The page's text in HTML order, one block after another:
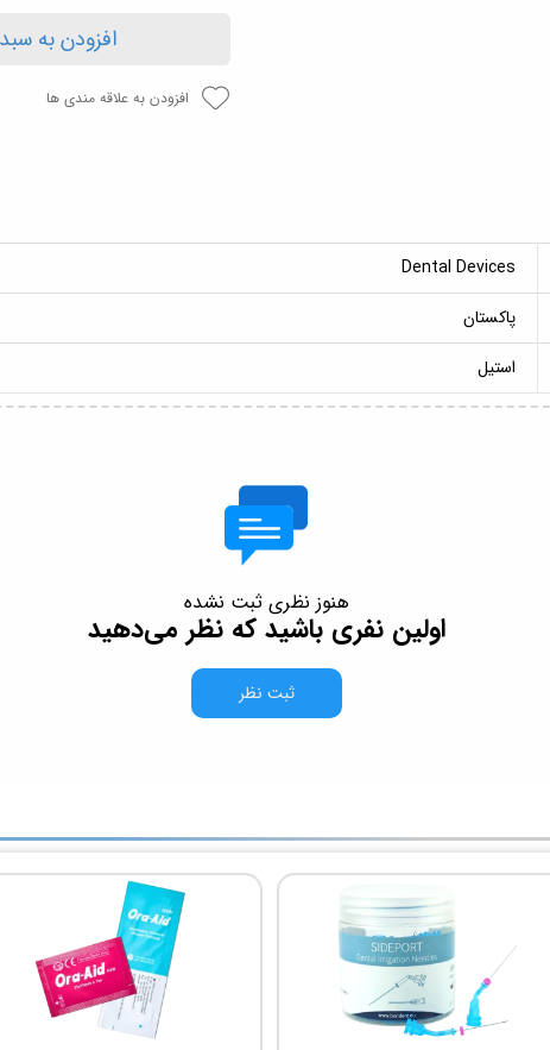
افزودن به
افزودن به علاقه مندی ها
Dental Devices
پاکستان
استیل
هنوز نظری ثبت نشده
اولین نفری باشید که نظر می‌دهید
ثبت نظر